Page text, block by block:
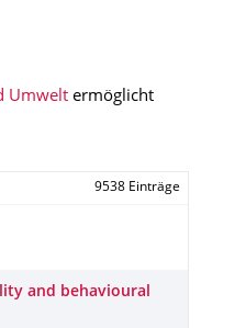
Umweltermöglicht
9538 Einträge
and behavioural